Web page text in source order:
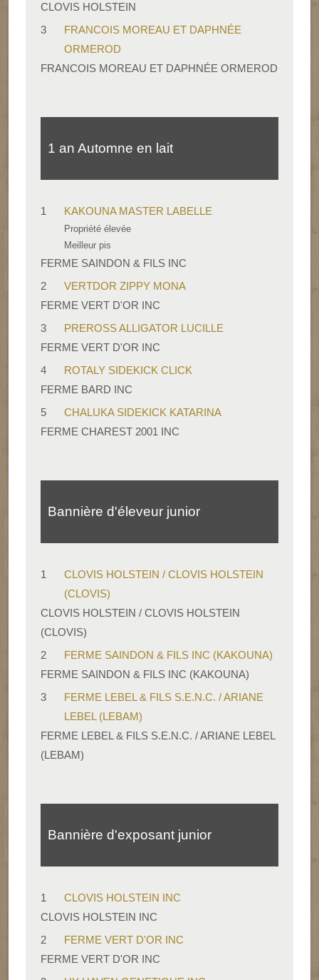
CLOVIS HOLSTEIN
3
FRANCOIS MOREAU ET DAPHNÉE
ORMEROD
FRANCOIS MOREAU ET DAPHNÉE ORMEROD
1 an Automne en lait
1 KAKOUNA MASTER LABELLE
Propriété élevée
Meilleur pis
FERME SAINDON & FILS INC
2
VERTDOR ZIPPY MONA
FERME VERT D'OR INC
3
PREROSS ALLIGATOR LUCILLE
FERME VERT D'OR INC
4
ROTALY SIDEKICK CLICK
FERME BARD INC
5
CHALUKA SIDEKICK KATARINA
FERME CHAREST 2001 INC
Bannière d'éleveur junior
1
CLOVIS HOLSTEIN / CLOVIS HOLSTEIN
(CLOVIS)
CLOVIS HOLSTEIN / CLOVIS HOLSTEIN
(CLOVIS)
2
FERME SAINDON & FILS INC (KAKOUNA)
FERME SAINDON & FILS INC (KAKOUNA)
3
FERME LEBEL & FILS S.E.N.C. / ARIANE
LEBEL (LEBAM)
FERME LEBEL & FILS S.E.N.C. / ARIANE LEBEL
(LEBAM)
Bannière d'exposant junior
1
CLOVIS HOLSTEIN INC
CLOVIS HOLSTEIN INC
2
FERME VERT D'OR INC
FERME VERT D'OR INC